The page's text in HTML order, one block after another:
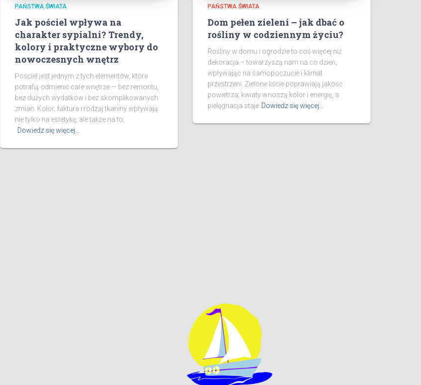
PAŃSTWA ŚWIATA
Jak pościel wpływa na
charakter sypialni? Trendy,
kolory i praktyczne wybory do
nowoczesnych wnętrz
Pościel jest jednym z tych elementów, które
potrafią odmienić całe wnętrze — bez remontu,
bez dużych wydatków i bez skomplikowanych
zmian. Kolor, faktura i rodzaj tkaniny wpływają
nie tylko na estetykę, ale także na to,
Dowiedz się więcej…
PAŃSTWA ŚWIATA
Dom pełen zieleni – jak dbać o
rośliny w codziennym życiu?
Rośliny w domu i ogrodzie to coś więcej niż
dekoracja – towarzyszą nam na co dzień,
wpływając na samopoczucie i klimat
przestrzeni. Zielone liście poprawiają jakość
powietrza, kwiaty wnoszą kolor i energię, a
pielęgnacja staje Dowiedz się więcej…